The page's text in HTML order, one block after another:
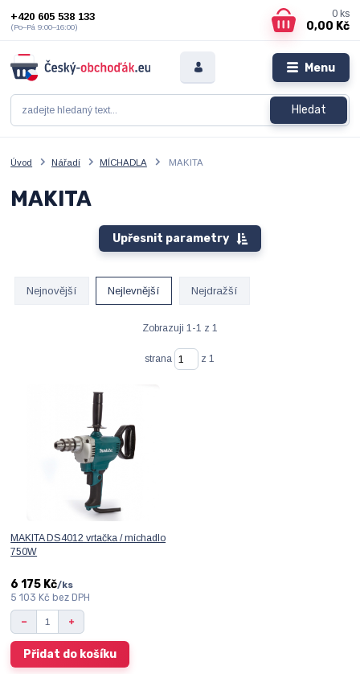
Menu
Hledat
+420 605 538 133
(Po–Pá 9:00–16:00)
0 ks
0,00 Kč
Úvod Nářadí MÍCHADLA MAKITA
MAKITA
Upřesnit parametry
Nejnovější Nejlevnější Nejdražší
Zobrazuji 1-1 z 1
strana z 1
MAKITA DS4012 vrtačka / míchadlo
750W
6 175 Kč/ks
5 103 Kč bez DPH
Přidat do košíku